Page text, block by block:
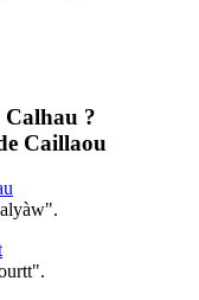
?
Caillaou